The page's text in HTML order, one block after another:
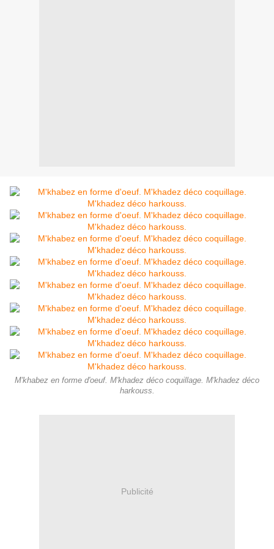
M'khabez en forme d'oeuf. M'khadez déco coquillage. M'khadez déco
harkouss.
Publicité